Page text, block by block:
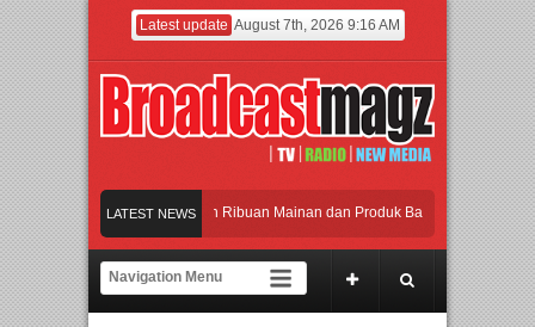
Latest update August 7th, 2026 9:16 AM
LATEST NEWS
Jakarta dengan Ribuan Mainan dan Produk Bayi dari Seluruh Dunia,
Gerbang Inovasi dan Peluang Bisnis Industri Gifts dan Housewares Asia